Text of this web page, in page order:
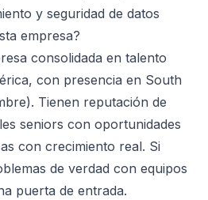
y seguridad de datos
empresa?
consolidada en talento
con presencia en South
Tienen reputación de
seniors con oportunidades
con crecimiento real. Si
de verdad con equipos
puerta de entrada.